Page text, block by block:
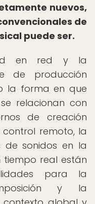
nuevos,
de
puede ser.
en red y la
de producción
la forma en que
relacionan con
de creación
remoto, la
de sonidos en la
real están
para la
y la